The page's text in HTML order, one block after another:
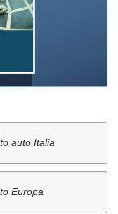
auto Italia
Europa